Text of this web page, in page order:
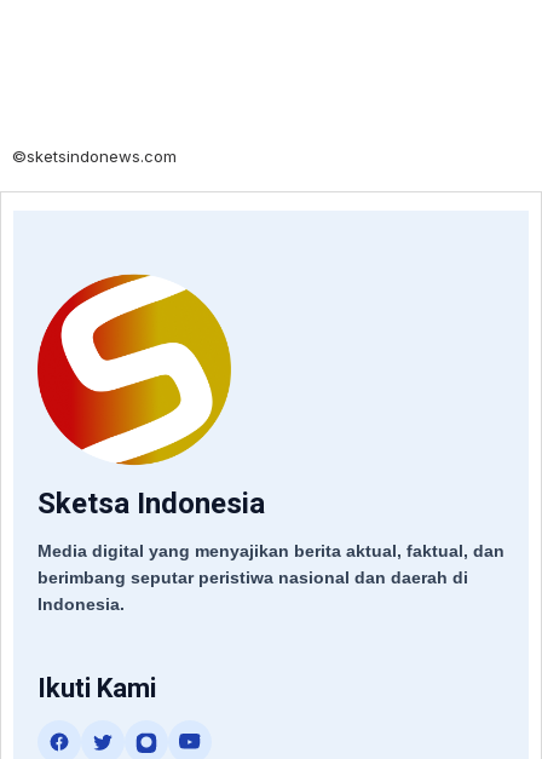
©sketsindonews.com
Sketsa Indonesia
Media digital yang menyajikan berita aktual, faktual, dan
berimbang seputar peristiwa nasional dan daerah di
Indonesia.
Ikuti Kami